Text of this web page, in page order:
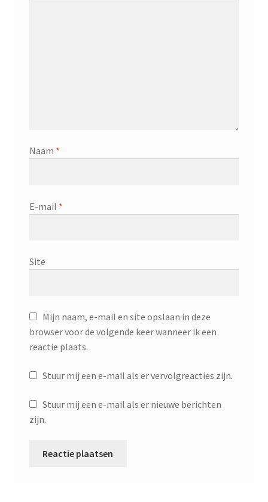
Naam *
E-mail *
Site
Mijn naam, e-mail en site opslaan in deze
browser voor de volgende keer wanneer ik een
reactie plaats.
Stuur mij een e-mail als er vervolgreacties zijn.
Stuur mij een e-mail als er nieuwe berichten
zijn.